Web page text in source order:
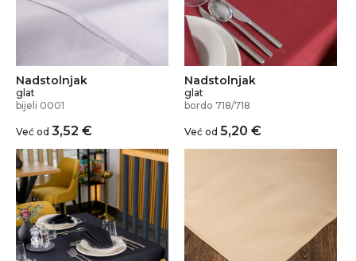
Nadstolnjak
glat
bijeli 0001
Već od 3,52 €
Nadstolnjak
glat
bordo 718/718
Već od 5,20 €